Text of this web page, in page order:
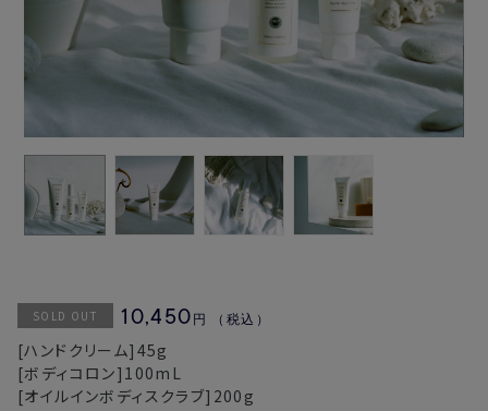
SOLD OUT 10,450 円 （税込）
[ハンドクリーム]45g
[ボディコロン]100mL
[オイルインボディスクラブ]200g